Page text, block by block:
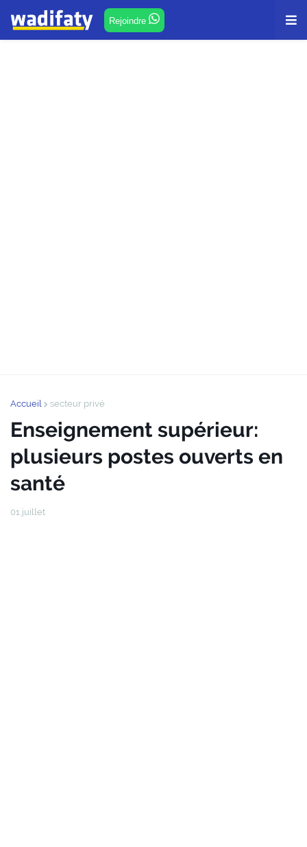
Rejoindre
Accueil secteur privé
Enseignement supérieur:
plusieurs postes ouverts en
santé
01 juillet